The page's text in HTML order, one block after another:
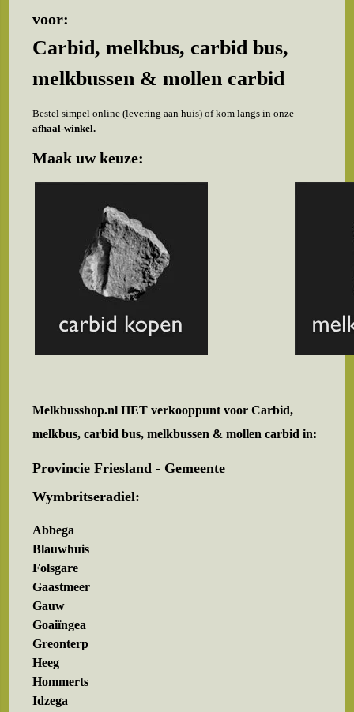
voor:
Carbid, melkbus, carbid bus,
melkbussen & mollen carbid
Bestel simpel online (levering aan huis) of kom langs in onze
afhaal-winkel.
Maak uw keuze:
Melkbusshop.nl HET verkooppunt voorCarbid,
melkbus, carbid bus, melkbussen & mollen carbid in:
Provincie Friesland - Gemeente
Wymbritseradiel:
Abbega
Blauwhuis
Folsgare
Gaastmeer
Gauw
Goaiïngea
Greonterp
Heeg
Hommerts
Idzega